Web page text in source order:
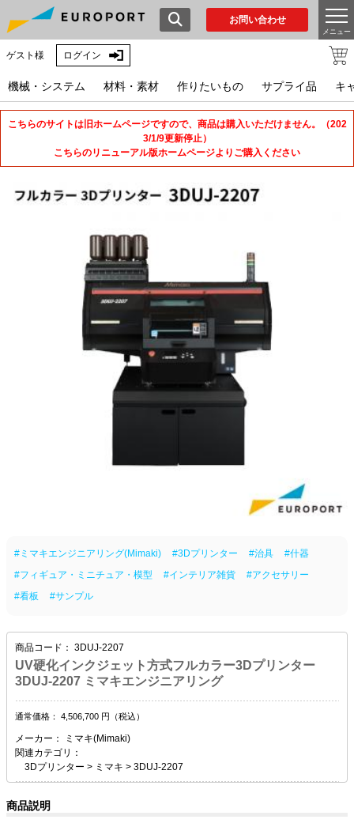
お問い合わせ
メニュー
ゲスト様 ログイン
機械・システム 材料・素材 作りたいもの サプライ品 キ
こちらのサイトは旧ホームページですので、商品は購入いただけません。（202
3/1/9更新停止）
こちらのリニューアル版ホームページよりご購入ください
#ミマキエンジニアリング(Mimaki) #3Dプリンター #治具
#什器
#フィギュア・ミニチュア・模型
#インテリア雑貨
#アクセサリー
#看板
#サンプル
商品コード： 3DUJ-2207
UV硬化インクジェット方式フルカラー3Dプリンター
3DUJ-2207 ミマキエンジニアリング
通常価格： 4,506,700 円（税込）
メーカー：
ミマキ(Mimaki)
関連カテゴリ：
3Dプリンター > ミマキ > 3DUJ-2207
商品説明